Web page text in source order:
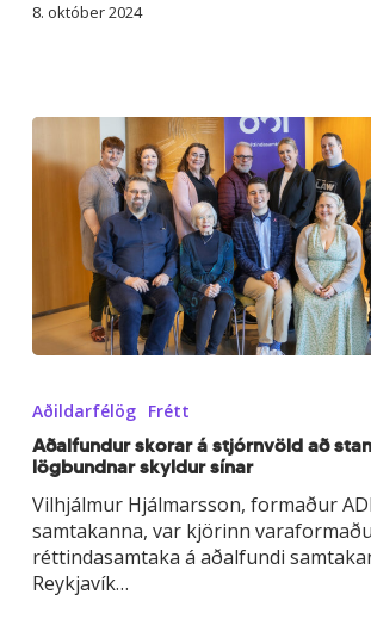
8. október 2024
á
stjórnvöld
að
standa
við
lögbundnar
skyldur
sínar
Aðildarfélög Frétt
Aðalfundur skorar á stjórnvöld að
lögbundnar skyldur sínar
Vilhjálmur Hjálmarsson, formaður
samtakanna, var kjörinn
réttindasamtaka á aðalfundi
Reykjavík…